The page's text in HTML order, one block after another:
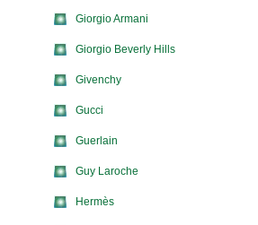
Giorgio Armani
Giorgio Beverly Hills
Givenchy
Gucci
Guerlain
Guy Laroche
Hermès